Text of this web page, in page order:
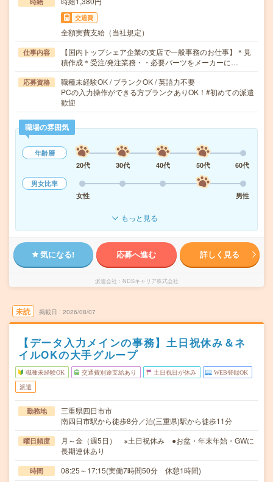
交通費
全額実費支給（当社規定）
仕事内容
【国内トップシェア企業の支店で一般事務のお仕事】＊見
積作成＊受注/発注業務・・必要パーツをメーカーに…
応募資格
職種未経験OK / ブランクOK / 英語力不要
PCの入力操作ができる方ブランクありOK！#初めての派遣
歓迎
職場の雰囲気
年齢層
20代
30代 40代 50代
60代
男女比率
女性
男性
もっと見る
気になる! 応募へ進む 詳しく見る
派遣会社 NDSキャリア株式会社
未読 掲載日 2026/08/07
【データ入力メインの事務】土日祝休み＆ネ
イルOKの大手グループ
職種未経験OK 交通費別途支給あり 土日祝日が休み WEB登録OK
派遣
勤務地
三重県四日市市
南四日市駅から徒歩8分／泊(三重県)駅から徒歩11分
曜日頻度
月～金（週5日） ※土日祝休み ●お盆・年末年始・GWに
長期連休あり
時間 08:25～17:15(実働7時間50分 休憩1時間)